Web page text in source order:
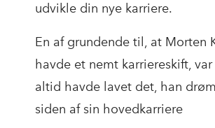
udvikle din nye karriere.
En af grundende til, at Morten
havde et nemt karriereskift,
altid havde lavet det, han
siden af sin hovedkarriere